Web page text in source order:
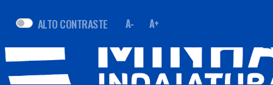
ALTO CONTRASTE A- A+